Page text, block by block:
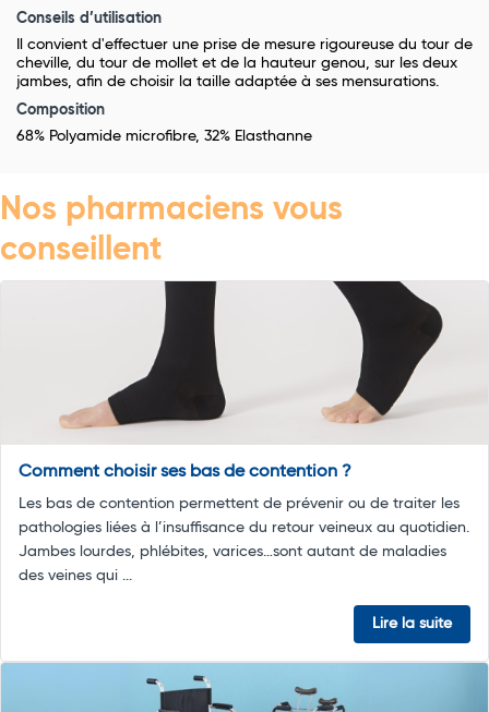
Conseils d’utilisation
Il convient d'effectuer une prise de mesure rigoureuse du tour de
cheville, du tour de mollet et de la hauteur genou, sur les deux
jambes, afin de choisir la taille adaptée à ses mensurations.
Composition
68% Polyamide microfibre, 32% Elasthanne
Nos pharmaciens vous
conseillent
Comment choisir ses bas de contention ?
Les bas de contention permettent de prévenir ou de traiter les
pathologies liées à l’insuffisance du retour veineux au quotidien.
Jambes lourdes, phlébites, varices…sont autant de maladies
des veines qui ...
Lire la suite